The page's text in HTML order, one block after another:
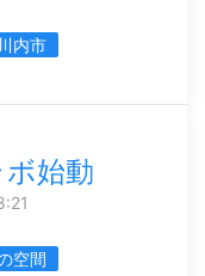
内市
始動
空間